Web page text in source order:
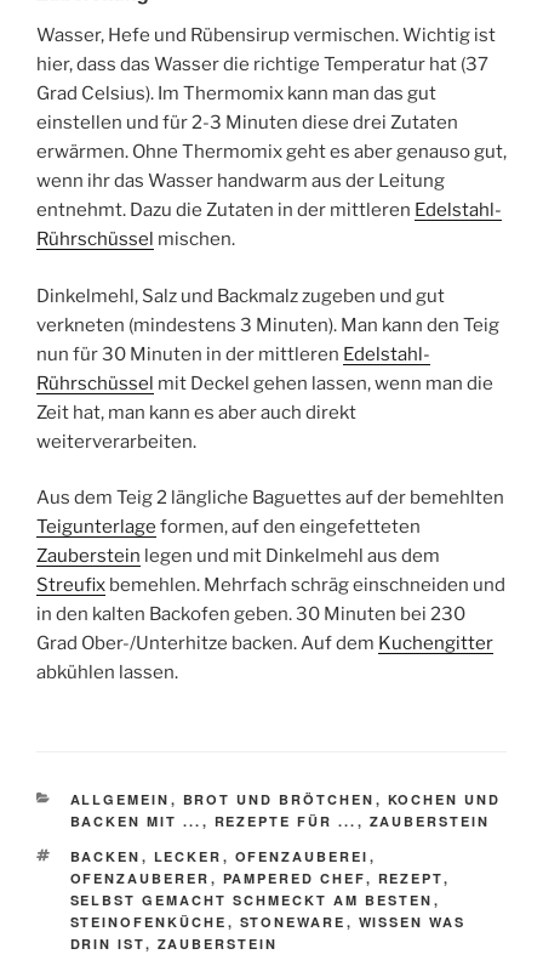
Wasser, Hefe und Rübensirup vermischen. Wichtig ist
hier, dass das Wasser die richtige Temperatur hat (37
Grad Celsius). Im Thermomix kann man das gut
einstellen und für 2-3 Minuten diese drei Zutaten
erwärmen. Ohne Thermomix geht es aber genauso gut,
wenn ihr das Wasser handwarm aus der Leitung
entnehmt. Dazu die Zutaten in der mittleren Edelstahl-
Rührschüssel mischen.
Dinkelmehl, Salz und Backmalz zugeben und gut
verkneten (mindestens 3 Minuten). Man kann den Teig
nun für 30 Minuten in der mittleren Edelstahl-
Rührschüssel mit Deckel gehen lassen, wenn man die
Zeit hat, man kann es aber auch direkt
weiterverarbeiten.
Aus dem Teig 2 längliche Baguettes auf der bemehlten
Teigunterlage formen, auf den eingefetteten
Zauberstein legen und mit Dinkelmehl aus dem
Streufix bemehlen. Mehrfach schräg einschneiden und
in den kalten Backofen geben. 30 Minuten bei 230
Grad Ober-/Unterhitze backen. Auf dem Kuchengitter
abkühlen lassen.
KATEGORIEN
ALLGEMEIN , BROT UND BRÖTCHEN , KOCHEN UND
BACKEN MIT ... , REZEPTE FÜR ... , ZAUBERSTEIN
SCHLAGWÖRTER
BACKEN , LECKER , OFENZAUBEREI ,
OFENZAUBERER , PAMPERED CHEF, REZEPT,
SELBST GEMACHT SCHMECKT AM BESTEN ,
STEINOFENKÜCHE , STONEWARE , WISSEN WAS
DRIN IST, ZAUBERSTEIN